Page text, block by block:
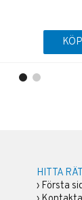
HITTA
› Första